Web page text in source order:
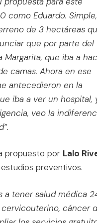
como Eduardo.
de 3 hectáreas
que por parte del
que iba a
camas. Ahora en ese
antecedieron en la
iba a ver un hospital,
veo la
propuesto por Lalo
preventivos.
a tener salud médica
cáncer